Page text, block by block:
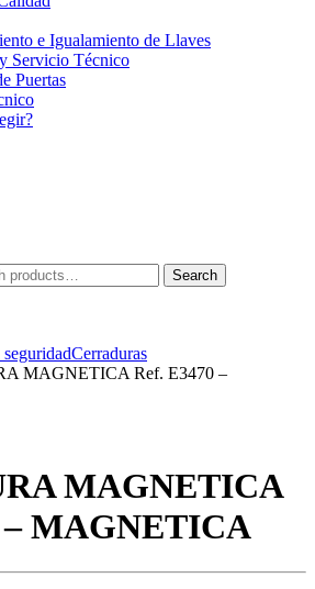
e Igualamiento de Llaves
Servicio Técnico
Puertas
Search
Cerraduras
MAGNETICA Ref. E3470 –
MAGNETICA
– MAGNETICA